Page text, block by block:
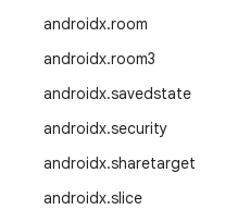
androidx.room
androidx.room3
androidx.savedstate
androidx.security
androidx.sharetarget
androidx.slice